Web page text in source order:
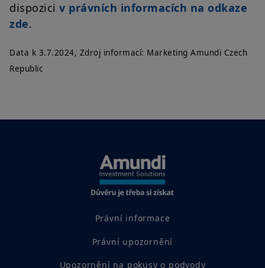
dispozici v právních informacích na odkaze
zde.
Data k 3.7.2024, Zdroj informací: Marketing Amundi Czech
Republic
Právní informace
Právní upozornění
Upozornění na pokusy o podvody